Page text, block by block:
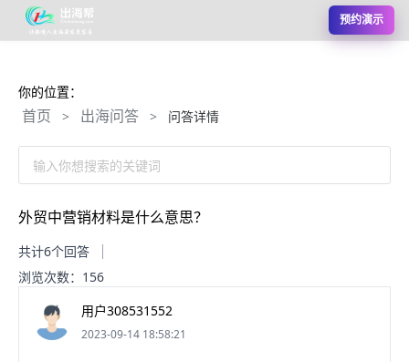
预约演示
你的位置：
首页 > 出海问答 > 问答详情
输入你想搜索的关键词
外贸中营销材料是什么意思？
共计6个回答
浏览次数：156
用户308531552
2023-09-14 18:58:21